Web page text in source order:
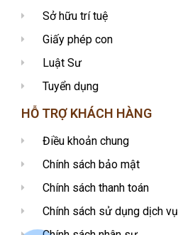
Sở hữu trí tuệ
Giấy phép con
Luật Sư
Tuyển dụng
HỖ TRỢ KHÁCH HÀNG
Điều khoản chung
Chính sách bảo mật
Chính sách thanh toán
Chính sách sử dụng dịch vụ